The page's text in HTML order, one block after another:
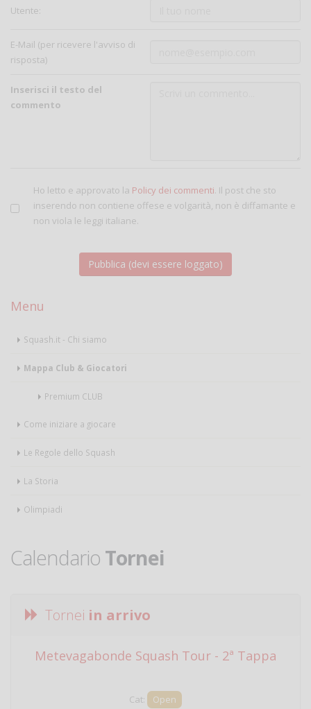
Utente:
E-Mail (per ricevere l'avviso di
risposta)
Inserisci il testo del
commento
Ho letto e approvato la Policy dei commenti. Il post che sto
inserendo non contiene offese e volgarità, non è diffamante e
non viola le leggi italiane.
Menu
Squash.it - Chi siamo
Mappa Club & Giocatori
Premium CLUB
Come iniziare a giocare
Le Regole dello Squash
La Storia
Olimpiadi
Calendario Tornei
Tornei in arrivo
Metevagabonde Squash Tour - 2ª Tappa
Cat:
Open